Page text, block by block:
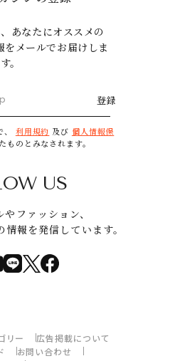
あなたにオススメの
をメールでお届けしま
す。
登録
、 利用規約 及び 個人情報保
ものとみなされます。
US
ファッション、
報を発信しています。
リー
広告掲載について
お問い合わせ